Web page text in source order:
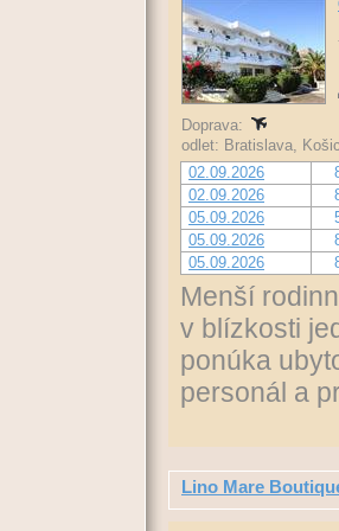
Doprava:
odlet: Bratislava,
02.09.2026
02.09.2026
05.09.2026
05.09.2026
05.09.2026
Menší
v blízkosti
ponúka
personál a
Lino Mare